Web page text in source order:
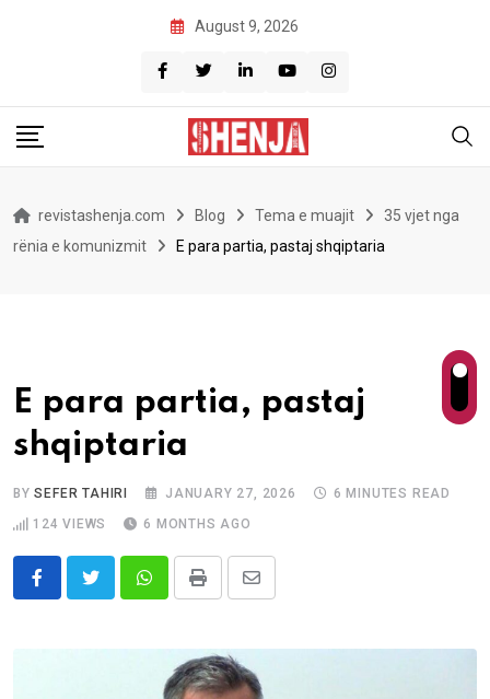
August 9, 2026
revistashenja.com Blog Tema e muajit
35 vjet nga
rënia e komunizmit
E para partia, pastaj shqiptaria
E para partia, pastaj
shqiptaria
BYSEFER TAHIRI JANUARY 27, 2026
6 MINUTES READ
124 VIEWS 6 MONTHS AGO
WhatsappPrint
Share
Email